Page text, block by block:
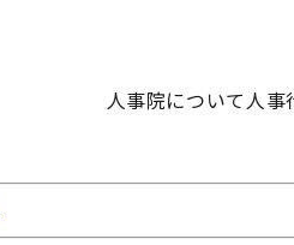
人事院について 人事